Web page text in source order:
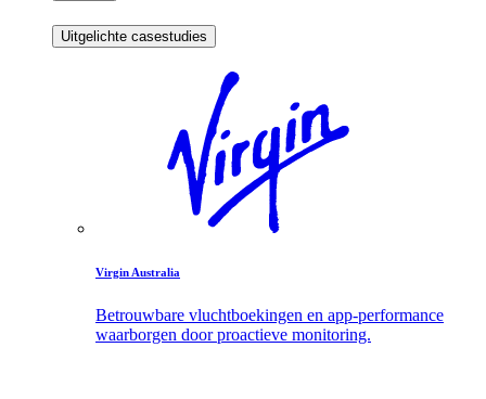
Uitgelichte casestudies
Virgin Australia
Betrouwbare vluchtboekingen en app-performance
waarborgen door proactieve monitoring.